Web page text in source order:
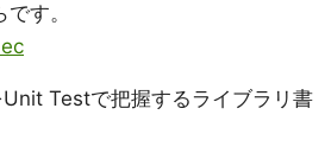
す。
Testで把握するライブラリ書